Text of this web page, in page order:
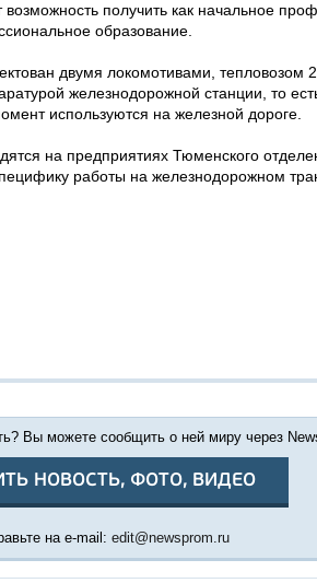
получить как начальное
образование.
двумя локомотивами, тепловозом
железнодорожной станции, то
используются на железной дороге.
на предприятиях Тюменского
работы на железнодорожном
Вы можете сообщить о ней миру через
НОВОСТЬ, ФОТО, ВИДЕО
на e-mail: edit@newsprom.ru